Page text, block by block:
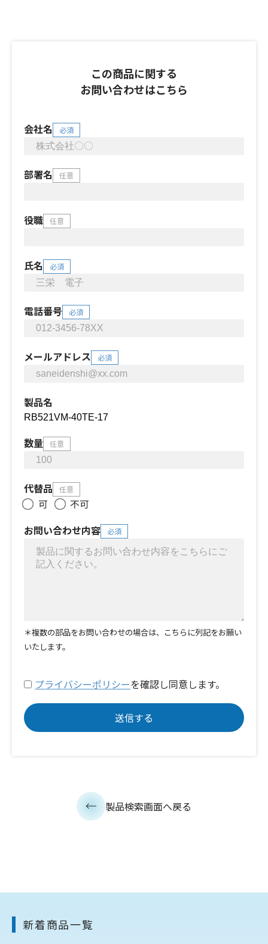
この商品に関する
お問い合わせはこちら
会社名 必須
部署名 任意
役職 任意
氏名 必須
電話番号 必須
メールアドレス 必須
製品名
数量 任意
代替品 任意
可
不可
お問い合わせ内容
必須
＊複数の部品をお問い合わせの場合は、こちらに列記をお願い
いたします。
プライバシーポリシーを確認し同意します。
製品検索画面へ戻る
新着商品一覧